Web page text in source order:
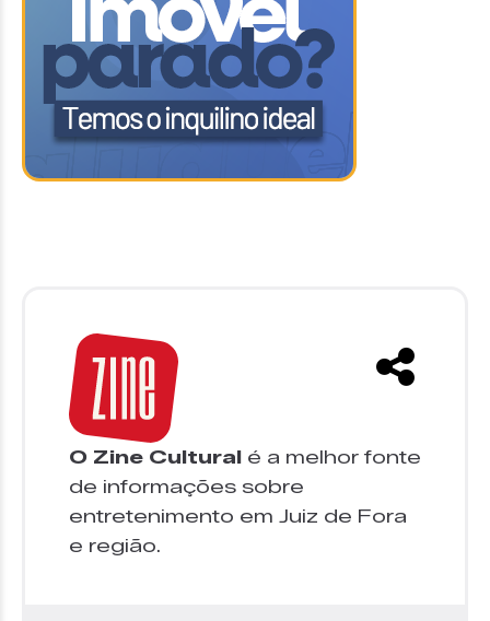
O Zine Cultural é a melhor fonte
de informações sobre
entretenimento em Juiz de Fora
e região.